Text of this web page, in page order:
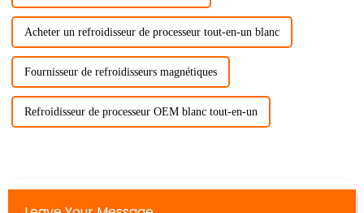
Acheter un refroidisseur de processeur tout-en-un blanc
Fournisseur de refroidisseurs magnétiques
Refroidisseur de processeur OEM blanc tout-en-un